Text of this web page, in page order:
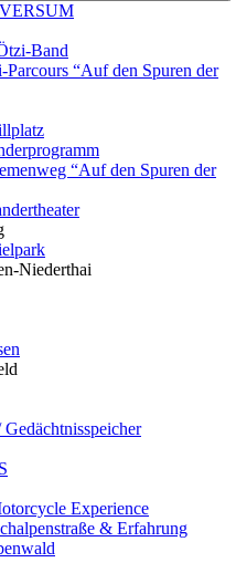
Band
“Auf den Spuren der
“Auf den Spuren der
Niederthai
Experience
& Erfahrung